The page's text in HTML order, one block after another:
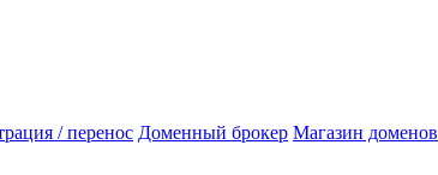
/ перенос Доменный брокер Магазин доменов